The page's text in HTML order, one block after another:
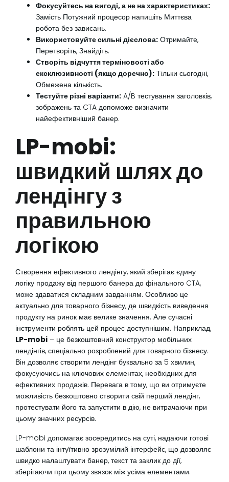
Фокусуйтесь на вигоді, а не на характеристиках:
Замість Потужний процесор напишіть Миттєва
робота без зависань.
Використовуйте сильні дієслова: Отримайте,
Перетворіть, Знайдіть.
Створіть відчуття терміновості або
ексклюзивності (якщо доречно): Тільки сьогодні,
Обмежена кількість.
Тестуйте різні варіанти: A/B тестування заголовків,
зображень та CTA допоможе визначити
найефективніший банер.
LP-mobi:
швидкий шлях до
лендінгу з
правильною
логікою
Створення ефективного лендінгу, який зберігає єдину
логіку продажу від першого банера до фінального CTA,
може здаватися складним завданням. Особливо це
актуально для товарного бізнесу, де швидкість виведення
продукту на ринок має велике значення. Але сучасні
інструменти роблять цей процес доступнішим. Наприклад,
LP-mobi – це безкоштовний конструктор мобільних
лендінгів, спеціально розроблений для товарного бізнесу.
Він дозволяє створити лендінг буквально за 5 хвилин,
фокусуючись на ключових елементах, необхідних для
ефективних продажів. Перевага в тому, що ви отримуєте
можливість безкоштовно створити свій перший лендінг,
протестувати його та запустити в дію, не витрачаючи при
цьому значних ресурсів.
LP-mobi допомагає зосередитись на суті, надаючи готові
шаблони та інтуїтивно зрозумілий інтерфейс, що дозволяє
швидко налаштувати банер, текст та заклик до дії,
зберігаючи при цьому звязок між усіма елементами.